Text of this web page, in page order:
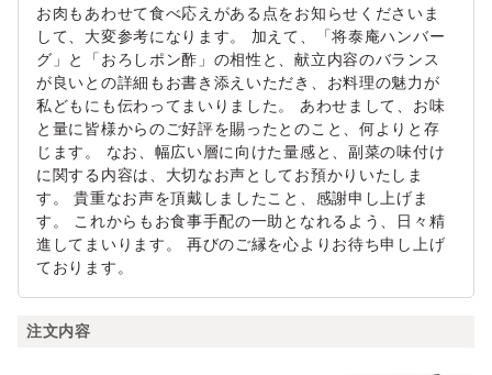
お肉もあわせて食べ応えがある点をお知らせくださいま
して、大変参考になります。 加えて、「将泰庵ハンバー
グ」と「おろしポン酢」の相性と、献立内容のバランス
が良いとの詳細もお書き添えいただき、お料理の魅力が
私どもにも伝わってまいりました。 あわせまして、お味
と量に皆様からのご好評を賜ったとのこと、何よりと存
じます。 なお、幅広い層に向けた量感と、副菜の味付け
に関する内容は、大切なお声としてお預かりいたしま
す。 貴重なお声を頂戴しましたこと、感謝申し上げま
す。 これからもお食事手配の一助となれるよう、日々精
進してまいります。 再びのご縁を心よりお待ち申し上げ
ております。
注文内容